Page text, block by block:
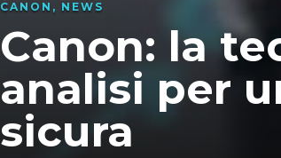
CANON , NEWS
Canon: la
analisi per
sicura